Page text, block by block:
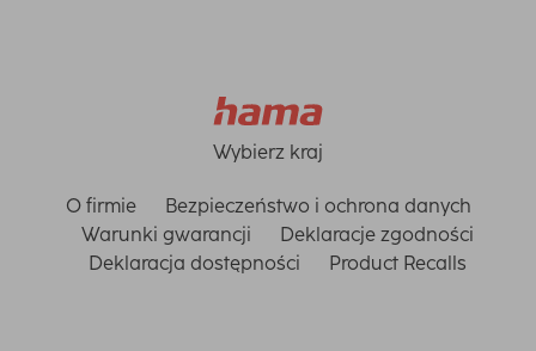
Wybierz kraj
O firmie
Bezpieczeństwo i ochrona danych
Warunki gwarancji
Deklaracje zgodności
Deklaracja dostępności
Product Recalls